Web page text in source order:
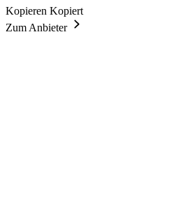
Kopieren Kopiert
Zum Anbieter